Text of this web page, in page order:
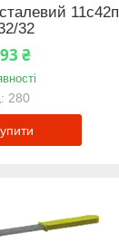
11с42п
32
₴
280